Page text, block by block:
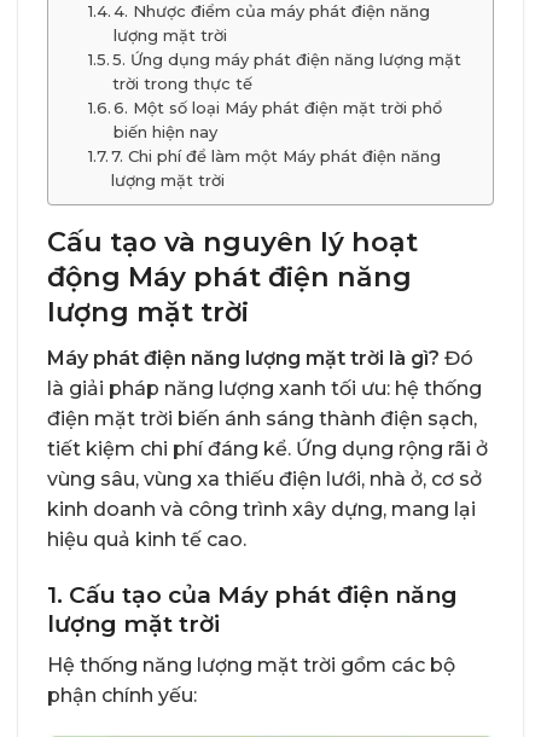
4. Nhược điểm của máy phát điện năng
lượng mặt trời
5. Ứng dụng máy phát điện năng lượng mặt
trời trong thực tế
6. Một số loại Máy phát điện mặt trời phổ
biến hiện nay
7. Chi phí để làm một Máy phát điện năng
lượng mặt trời
Cấu tạo và nguyên lý hoạt
động Máy phát điện năng
lượng mặt trời
Máy phát điện năng lượng mặt trời là gì? Đó
là giải pháp năng lượng xanh tối ưu: hệ thống
điện mặt trời biến ánh sáng thành điện sạch,
tiết kiệm chi phí đáng kể. Ứng dụng rộng rãi ở
vùng sâu, vùng xa thiếu điện lưới, nhà ở, cơ sở
kinh doanh và công trình xây dựng, mang lại
hiệu quả kinh tế cao.
1. Cấu tạo của Máy phát điện năng
lượng mặt trời
Hệ thống năng lượng mặt trời gồm các bộ
phận chính yếu: